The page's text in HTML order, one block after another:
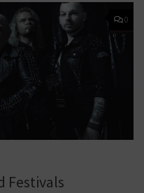
0
Festivals